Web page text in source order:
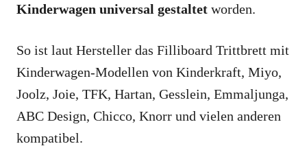
Kinderwagen universal gestaltet worden.
So ist laut Hersteller das Filliboard Trittbrett mit
Kinderwagen-Modellen von Kinderkraft, Miyo,
Joolz, Joie, TFK, Hartan, Gesslein, Emmaljunga,
ABC Design, Chicco, Knorr und vielen anderen
kompatibel.